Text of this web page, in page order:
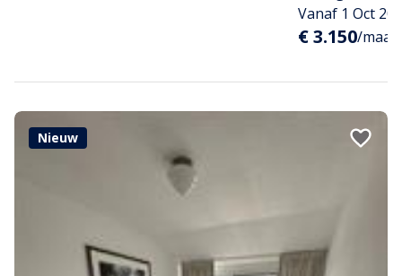
Vanaf 1 Oct
€ 3.150/
Nieuw